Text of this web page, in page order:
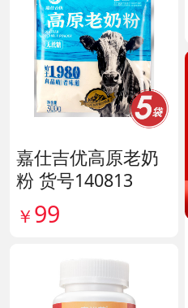
嘉仕吉优高原老奶
粉 货号140813
￥ 99